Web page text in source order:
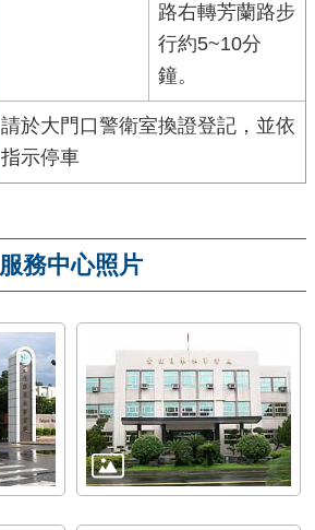
路右轉芳蘭路步
行約5~10分
鐘。
請於大門口警衛室換證登記，並依
指示停車
服務中心照片